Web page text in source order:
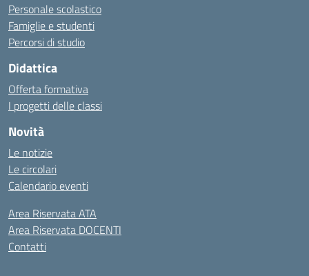
Personale scolastico
Famiglie e studenti
Percorsi di studio
Didattica
Offerta formativa
I progetti delle classi
Novità
Le notizie
Le circolari
Calendario eventi
Area Riservata ATA
Area Riservata DOCENTI
Contatti